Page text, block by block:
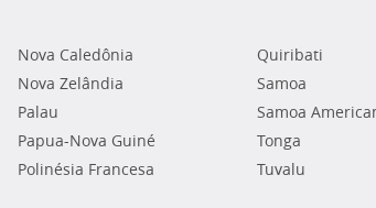
Nova Caledônia
Nova Zelândia
Palau
Papua-Nova Guiné
Polinésia Francesa
Quiribati
Samoa
Samoa
Tonga
Tuvalu